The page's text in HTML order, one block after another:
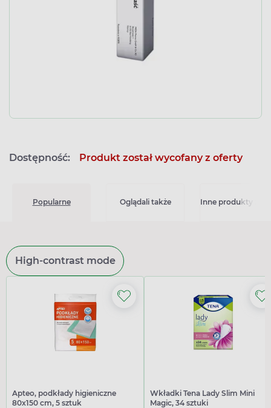
Dostępność: Produkt został wycofany z oferty
Popularne Oglądali także Inne produkty z
High-contrast mode
Apteo, podkłady higieniczne
80x150 cm, 5 sztuk
Wkładki Tena Lady Slim Mini
Magic, 34 sztuki